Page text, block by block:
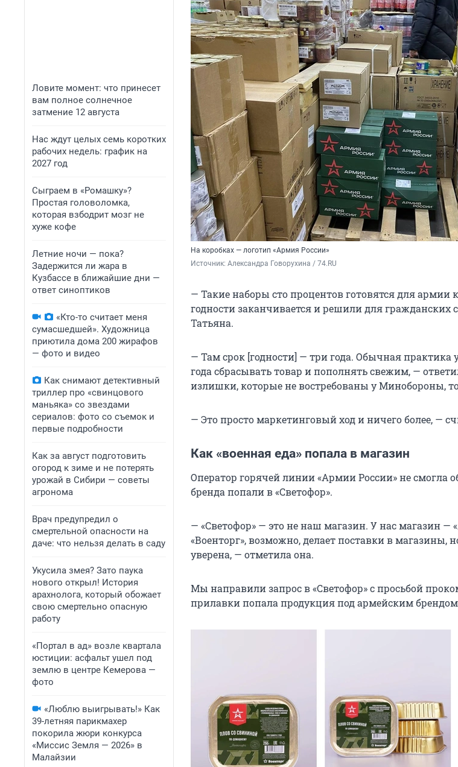
Ловите момент: что принесет
вам полное солнечное
затмение 12 августа
Нас ждут целых семь коротких
рабочих недель: график на
2027 год
Сыграем в «Ромашку»?
Простая головоломка,
которая взбодрит мозг не
хуже кофе
Летние ночи — пока?
Задержится ли жара в
Кузбассе в ближайшие дни —
ответ синоптиков
«Кто-то считает меня
сумасшедшей». Художница
приютила дома 200 жирафов
— фото и видео
Как снимают детективный
триллер про «свинцового
маньяка» со звездами
сериалов: фото со съемок и
первые подробности
Как за август подготовить
огород к зиме и не потерять
урожай в Сибири — советы
агронома
Врач предупредил о
смертельной опасности на
даче: что нельзя делать в саду
Укусила змея? Зато паука
нового открыл! История
арахнолога, который обожает
свою смертельно опасную
работу
«Портал в ад» возле квартала
юстиции: асфальт ушел под
землю в центре Кемерова —
фото
«Люблю выигрывать!» Как
39-летняя парикмахер
покорила жюри конкурса
«Миссис Земля — 2026» в
Малайзии
На коробках — логотип «Армия России»
Источник: Александра Говорухина / 74.RU
— Такие наборы сто процентов готовятся для армии
годности заканчивается и решили для
Татьяна.
— Там срок [годности] — три года. Обычная практика
года сбрасывать товар и пополнять свежим, —
излишки, которые не востребованы у Минобороны,
— Это просто маркетинговый ход и ничего более, —
Как «военная еда» попала в магазин
Оператор горячей линии «Армии России» не смогла
бренда попали в «Светофор».
— «Светофор» — это не наш магазин. У нас магазин —
«Военторг», возможно, делает поставки в магазины,
уверена, — отметила она.
Мы направили запрос в «Светофор» с просьбой
прилавки попала продукция под армейским